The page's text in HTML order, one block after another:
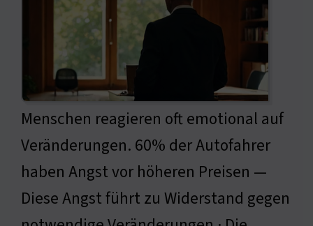
Menschen reagieren oft emotional auf
Veränderungen. 60% der Autofahrer
haben Angst vor höheren Preisen —
Diese Angst führt zu Widerstand gegen